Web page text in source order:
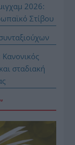
2026:
Στίβου
σταδιακή